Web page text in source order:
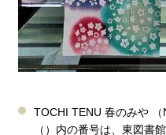
TOCHI TENU 春のみや （
（）内の番号は、東図書